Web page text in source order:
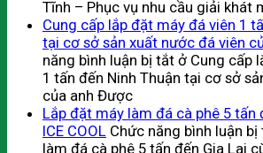
Tĩnh – Phục vụ nhu cầu giải khát
Cung cấp lắp đặt máy đá viên 1
tại cơ sở sản xuất nước đá viên
năng bình luận bị tắt ở Cung cấp
1 tấn đến Ninh Thuận tại cơ sở
của anh Được
Lắp đặt máy làm đá cà phê 5 tấn
ICE COOL Chức năng bình luận bị
làm đá cà phê 5 tấn đến Gia Lai